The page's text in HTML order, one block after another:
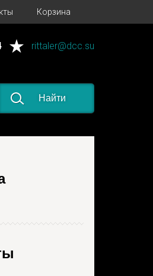
Корзина
rittaler@dcc.su
Найти